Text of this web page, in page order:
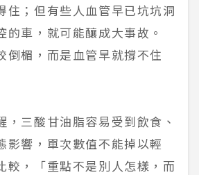
住；但有些人血管早已坑坑洞
的車，就可能釀成大事故。
倒楣，而是血管早就撐不住
，三酸甘油脂容易受到飲食、
影響，單次數值不能掉以輕
較，「重點不是別人怎樣，而